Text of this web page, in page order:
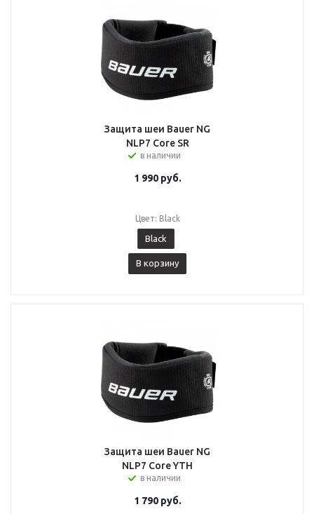
Защита шеи Bauer NG
NLP7 Core SR
в наличии
1 990руб.
Цвет: Black
Black
В корзину
Защита шеи Bauer NG
NLP7 Core YTH
в наличии
1 790руб.